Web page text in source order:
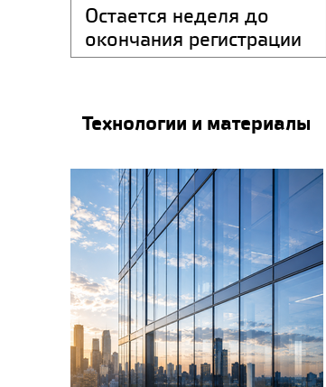
Остается неделя до
окончания регистрации
на участие...
Технологии и материалы